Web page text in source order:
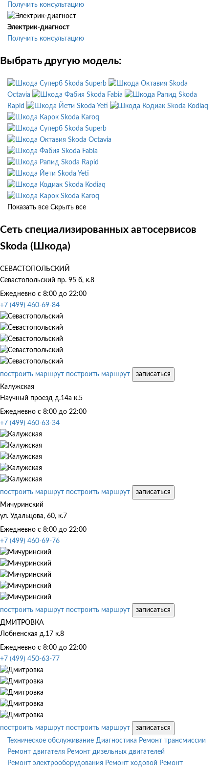
Получить консультацию
Электрик-диагност
Получить консультацию
Выбрать другую модель:
Skoda Superb
Skoda
Octavia
Skoda Fabia
Skoda
Rapid
Skoda Yeti
Skoda Kodiaq
Skoda Karoq
Skoda Superb
Skoda Octavia
Skoda Fabia
Skoda Rapid
Skoda Yeti
Skoda Kodiaq
Skoda Karoq
Показать все Скрыть все
Сеть специализированных автосервисов
Skoda (Шкода)
СЕВАСТОПОЛЬСКИЙ
Севастопольский пр. 95 б, к.8
Ежедневно с 8:00 до 22:00
+7 (499) 460-69-84
построить маршрут построить маршрут
записаться
Калужская
Научный проезд д.14а к.5
Ежедневно с 8:00 до 22:00
+7 (499) 460-63-34
построить маршрут построить маршрут
записаться
Мичуринский
ул. Удальцова, 60, к.7
Ежедневно с 8:00 до 22:00
+7 (499) 460-69-76
построить маршрут построить маршрут
записаться
ДМИТРОВКА
Лобненская д.17 к.8
Ежедневно с 8:00 до 22:00
+7 (499) 450-63-77
построить маршрут построить маршрут
записаться
Техническое обслуживание Диагностика Ремонт трансмиссии
Ремонт двигателя Ремонт дизельных двигателей
Ремонт электрооборудования Ремонт ходовой Ремонт